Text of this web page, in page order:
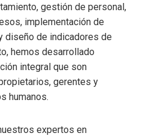
gestión de personal,
implementación de
diseño de indicadores de
hemos desarrollado
integral que son
gerentes y
humanos.
expertos en